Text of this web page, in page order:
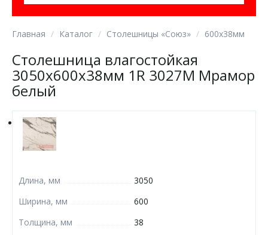
Главная Каталог Столешницы «Союз» 600х38мм
Столешница влагостойкая
3050х600х38мм 1R 3027М Мрамор
белый
Длина, мм
3050
Ширина, мм
600
Толщина, мм
38